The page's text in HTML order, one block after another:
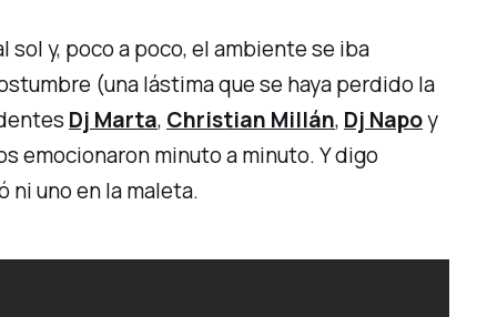
sol y, poco a poco, el ambiente se iba
(una lástima que se haya perdido la
Dj Marta, Christian Millán, Dj Napoy
emocionaron minuto a minuto. Y digo
ni uno en la maleta.